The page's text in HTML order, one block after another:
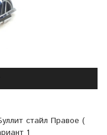
стайл Правое (
1